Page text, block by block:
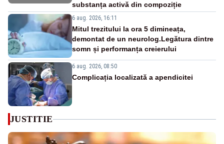
substanța activă din compoziție
6 aug. 2026, 16:11
Mitul trezitului la ora 5 dimineața,
demontat de un neurolog.Legătura dintre
somn și performanța creierului
6 aug. 2026, 08:50
Complicația localizată a apendicitei
JUSTITIE